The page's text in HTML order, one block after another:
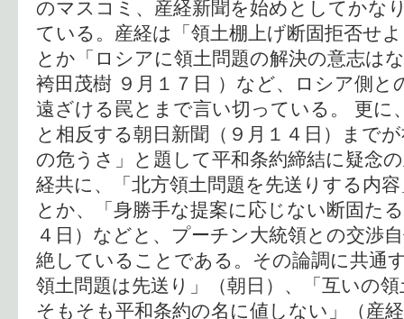
のマスコミ、産経新聞を始めとしてかな
ている。産経は「領土棚上げ断固拒否せ
とか「ロシアに領土問題の解決の意志は
袴田茂樹 ９月１７日 ）など、ロシア側と
遠ざける罠とまで言い切っている。 更に
と相反する朝日新聞（９月１４日）まで
の危うさ」と題して平和条約締結に疑念
経共に、「北方領土問題を先送りする内
とか、「身勝手な提案に応じない断固た
４日）などと、プーチン大統領との交渉
絶していることである。その論調に共通
領土問題は先送り」（朝日）、「互いの
そもそも平和条約の名に値しない」（産